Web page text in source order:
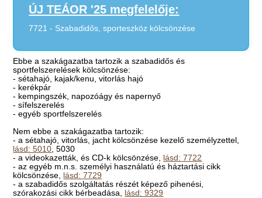
ÚJ TEÁOR '25 megfelelője:
7721 - Szabadidős, sporteszköz kölcsönzése
Ebbe a szakágazatba tartozik a szabadidős és
sportfelszerelések kölcsönzése:
- sétahajó, kajak/kenu, vitorlás hajó
- kerékpár
- kempingszék, napozóágy és napernyő
- sífelszerelés
- egyéb sportfelszerelés
Nem ebbe a szakágazatba tartozik:
- a sétahajó, vitorlás, jacht kölcsönzése kezelő személyzettel,
lásd: 5010 , 5030
- a videokazetták, és CD-k kölcsönzése, lásd: 7722
- az egyéb m.n.s. személyi használatú és háztartási cikk
kölcsönzése, lásd: 7729
- a szabadidős szolgáltatás részét képező pihenési,
szórakozási cikk bérbeadása, lásd: 9329